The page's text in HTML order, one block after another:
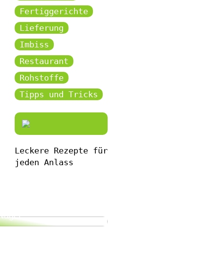
Fertiggerichte
Lieferung
Imbiss
Restaurant
Rohstoffe
Tipps und Tricks
Leckere Rezepte für
jeden Anlass